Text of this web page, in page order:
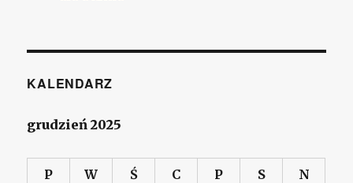
KALENDARZ
grudzień 2025
P W Ś C P S N